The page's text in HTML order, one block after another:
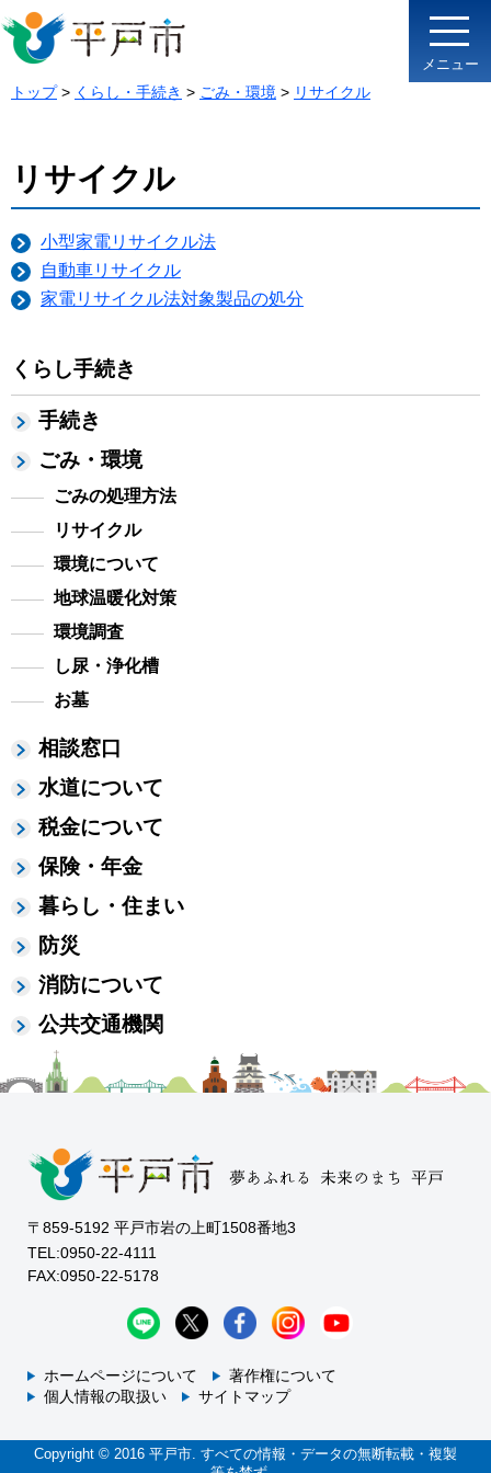
メニュー
トップ> くらし・手続き > ごみ・環境 > リサイクル
くらし手続き
手続き
ごみ・環境
ごみの処理方法
リサイクル
環境について
地球温暖化対策
環境調査
し尿・浄化槽
お墓
相談窓口
水道について
税金について
保険・年金
暮らし・住まい
防災
消防について
公共交通機関
リサイクル
小型家電リサイクル法
自動車リサイクル
家電リサイクル法対象製品の処分
〒859-5192 平戸市岩の上町1508番地3
TEL:0950-22-4111
FAX:0950-22-5178
ホームページについて
著作権について
個人情報の取扱い
サイトマップ
Copyright © 2016 平戸市. すべての情報・データの無断転載・複製